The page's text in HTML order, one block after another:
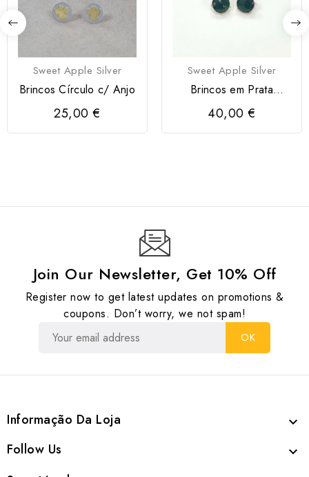
Sweet Apple Silver
Brincos Círculo c/ Anjo
25,00 €
Sweet Apple Silver
Brincos em Prata
Dourada 925 com
Zircónias...
40,00 €
Join Our Newsletter, Get 10% Off
Register now to get latest updates on promotions &
coupons. Don’t worry, we not spam!
Informação Da Loja 
Follow Us 